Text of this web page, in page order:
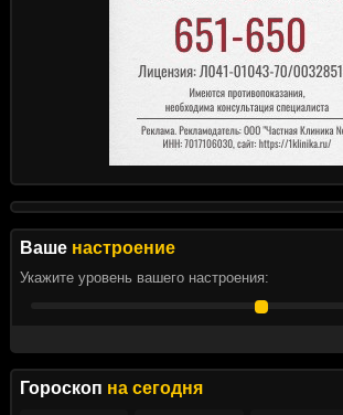
Ваше настроение
Укажите уровень вашего настроения:
Гороскоп на сегодня